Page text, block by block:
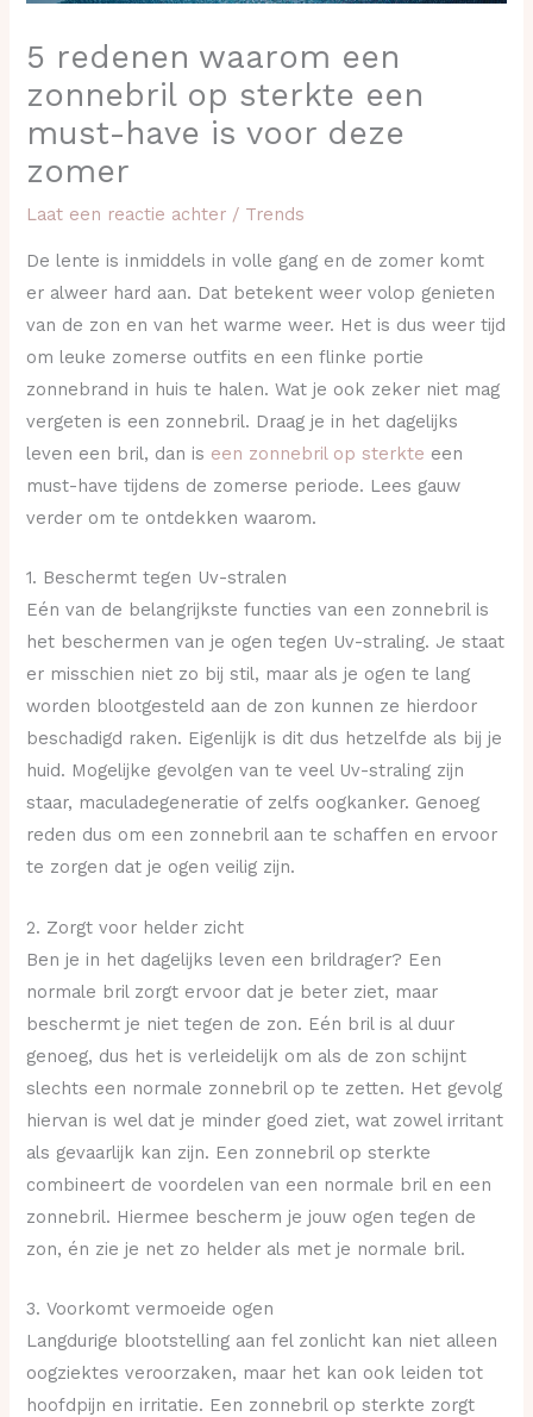
5 redenen waarom een
zonnebril op sterkte een
must-have is voor deze
zomer
Laat een reactie achter / Trends
De lente is inmiddels in volle gang en de zomer komt
er alweer hard aan. Dat betekent weer volop genieten
van de zon en van het warme weer. Het is dus weer tijd
om leuke zomerse outfits en een flinke portie
zonnebrand in huis te halen. Wat je ook zeker niet mag
vergeten is een zonnebril. Draag je in het dagelijks
leven een bril, dan is een zonnebril op sterkte een
must-have tijdens de zomerse periode. Lees gauw
verder om te ontdekken waarom.
1. Beschermt tegen Uv-stralen
Eén van de belangrijkste functies van een zonnebril is
het beschermen van je ogen tegen Uv-straling. Je staat
er misschien niet zo bij stil, maar als je ogen te lang
worden blootgesteld aan de zon kunnen ze hierdoor
beschadigd raken. Eigenlijk is dit dus hetzelfde als bij je
huid. Mogelijke gevolgen van te veel Uv-straling zijn
staar, maculadegeneratie of zelfs oogkanker. Genoeg
reden dus om een zonnebril aan te schaffen en ervoor
te zorgen dat je ogen veilig zijn.
2. Zorgt voor helder zicht
Ben je in het dagelijks leven een brildrager? Een
normale bril zorgt ervoor dat je beter ziet, maar
beschermt je niet tegen de zon. Eén bril is al duur
genoeg, dus het is verleidelijk om als de zon schijnt
slechts een normale zonnebril op te zetten. Het gevolg
hiervan is wel dat je minder goed ziet, wat zowel irritant
als gevaarlijk kan zijn. Een zonnebril op sterkte
combineert de voordelen van een normale bril en een
zonnebril. Hiermee bescherm je jouw ogen tegen de
zon, én zie je net zo helder als met je normale bril.
3. Voorkomt vermoeide ogen
Langdurige blootstelling aan fel zonlicht kan niet alleen
oogziektes veroorzaken, maar het kan ook leiden tot
hoofdpijn en irritatie. Een zonnebril op sterkte zorgt